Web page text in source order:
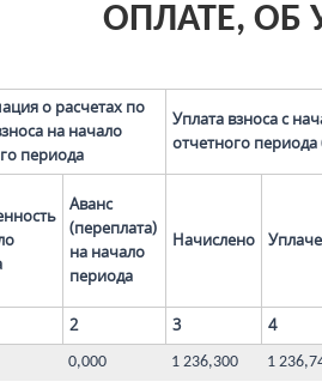
ОПЛАТЕ, ОБ
о расчетах по
на начало
периода
Уплата взноса с
отчетного
Аванс
(переплата)
на начало
периода
Начислено
2 3 4
0,000 1 236,300
1